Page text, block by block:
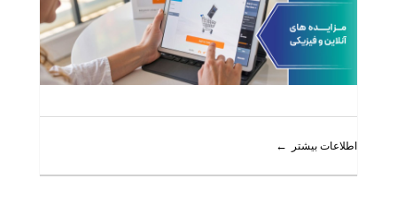
اطلاعات بیشتر